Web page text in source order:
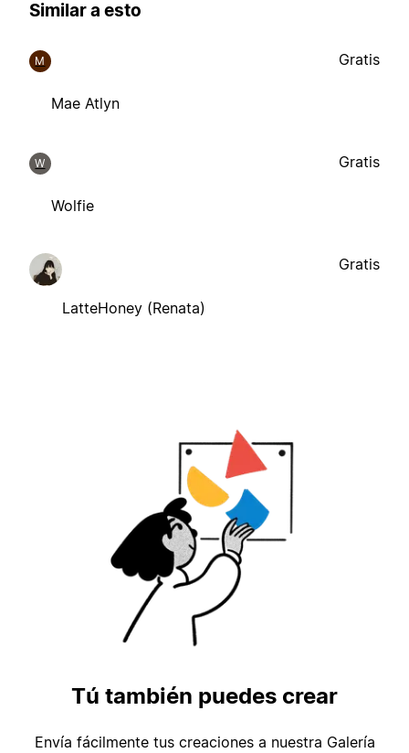
Similar a esto
M
Mae Atlyn
Gratis
W
Wolfie
Gratis
LatteHoney (Renata)
Gratis
Tú también puedes crear
Envía fácilmente tus creaciones a nuestra Galería